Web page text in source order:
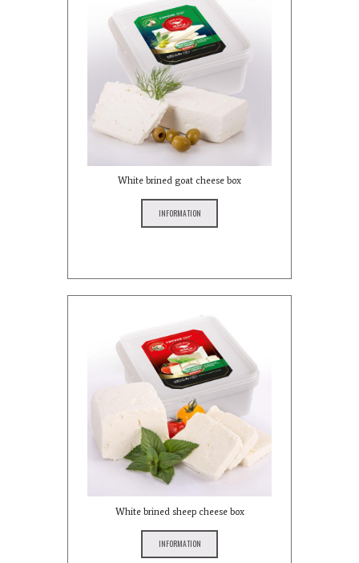
White brined goat cheese box
INFORMATION
White brined sheep cheese box
INFORMATION